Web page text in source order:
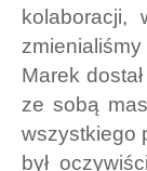
kolaboracji,
Marek
ze sobą
wszystkiego
był